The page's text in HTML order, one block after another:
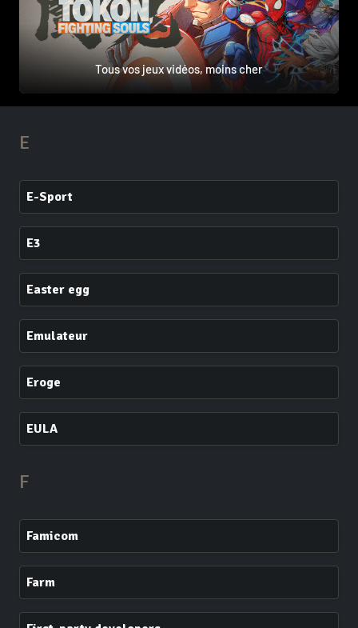
Tous vos jeux vidéos, moins cher
E
E-Sport
E3
Easter egg
Emulateur
Eroge
EULA
F
Famicom
Farm